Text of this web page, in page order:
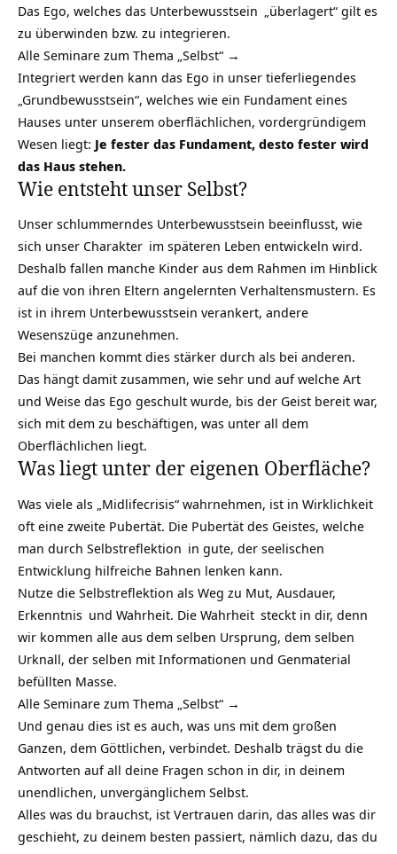
Das Ego, welches das Unterbewusstsein
„überlagert“ gilt es
zu überwinden bzw. zu integrieren.
Alle Seminare zum Thema „Selbst“ →
Integriert werden kann das Ego in unser tieferliegendes
„Grundbewusstsein“, welches wie ein Fundament eines
Hauses unter unserem oberflächlichen, vordergründigem
Wesen liegt: Je fester das Fundament, desto fester wird
das Haus stehen.
Wie entsteht unser Selbst?
Unser schlummerndes Unterbewusstsein beeinflusst, wie
sich unser Charakter im späteren Leben entwickeln wird.
Deshalb fallen manche Kinder aus dem Rahmen im Hinblick
auf die von ihren Eltern angelernten Verhaltensmustern. Es
ist in ihrem Unterbewusstsein verankert, andere
Wesenszüge anzunehmen.
Bei manchen kommt dies stärker durch als bei anderen.
Das hängt damit zusammen, wie sehr und auf welche Art
und Weise das Ego geschult wurde, bis der Geist bereit war,
sich mit dem zu beschäftigen, was unter all dem
Oberflächlichen liegt.
Was liegt unter der eigenen Oberfläche?
Was viele als „Midlifecrisis“ wahrnehmen, ist in Wirklichkeit
oft eine zweite Pubertät. Die Pubertät des Geistes, welche
man durch Selbstreflektion in gute, der seelischen
Entwicklung hilfreiche Bahnen lenken kann.
Nutze die Selbstreflektion als Weg zu Mut, Ausdauer,
Erkenntnis und Wahrheit. Die Wahrheit steckt in dir, denn
wir kommen alle aus dem selben Ursprung, dem selben
Urknall, der selben mit Informationen und Genmaterial
befüllten Masse.
Alle Seminare zum Thema „Selbst“ →
Und genau dies ist es auch, was uns mit dem großen
Ganzen, dem Göttlichen, verbindet. Deshalb trägst du die
Antworten auf all deine Fragen schon in dir, in deinem
unendlichen, unvergänglichem Selbst.
Alles was du brauchst, ist Vertrauen darin, das alles was dir
geschieht, zu deinem besten passiert, nämlich dazu, das du